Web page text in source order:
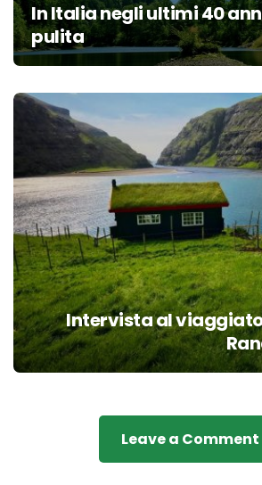
In Italia negli ultimi 40
pulita
Intervista al
Leave a Comment